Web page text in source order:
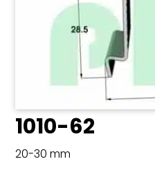
1010-62
20-30 mm